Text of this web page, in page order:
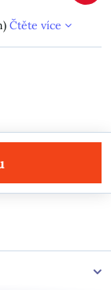
Čtěte více